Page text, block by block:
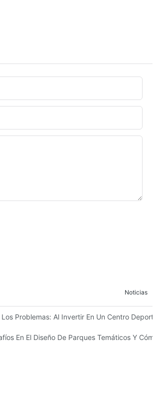
Noticias
Atracciones.
Infantil Modoqi De Wuhan, De 13.000
Los Problemas: Al Invertir En Un Centro
En El Diseño De Parques Temáticos Y